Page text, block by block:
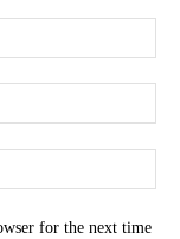
for the next time